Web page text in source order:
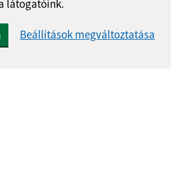
látogatóink.
Beállítások megváltoztatása